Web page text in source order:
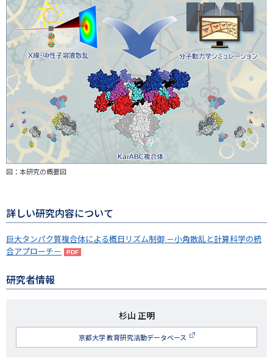
図：本研究の概要図
詳しい研究内容について
巨大タンパク質複合体による概日リズム制御 －小角散乱と計算科学の統
合アプローチ－
研究者情報
研
究
者
杉山 正明
京都大学 教育研究活動データベース